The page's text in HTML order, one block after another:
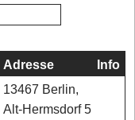
Adresse Info
13467 Berlin,
Alt-Hermsdorf 5